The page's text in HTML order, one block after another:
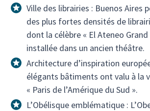
Ville des librairies : Buenos Aires
des plus fortes densités de
dont la célèbre « El Ateneo Grand
installée dans un ancien théâtre.
Architecture d’inspiration
élégants bâtiments ont valu à la
« Paris de l’Amérique du Sud ».
L’Obélisque emblématique :